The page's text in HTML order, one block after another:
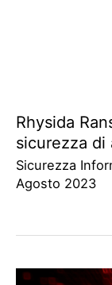
Rhysida
sicurezza di
Sicurezza
Agosto 2023